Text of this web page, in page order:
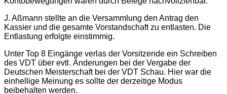
J. Aßmann stellte an die Versammlung den Antrag den
Kassier und die gesamte Vorstandschaft zu entlasten. Die
Entlastung erfolgte einstimmig.
Unter Top 8 Eingänge verlas der Vorsitzende ein Schreiben
des VDT über evtl. Änderungen bei der Vergabe der
Deutschen Meisterschaft bei der VDT Schau. Hier war die
einhellige Meinung es sollte der derzeitige Modus
beibehalten werden.